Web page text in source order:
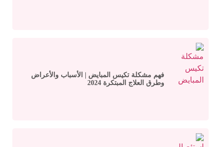
فهم مشكلة تكيس المبايض | الأسباب والأعراض
وطرق العلاج المبتكرة 2024